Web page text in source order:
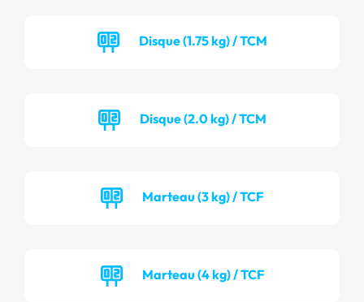
Disque (1.75 kg) / TCM
Disque (2.0 kg) / TCM
Marteau (3 kg) / TCF
Marteau (4 kg) / TCF